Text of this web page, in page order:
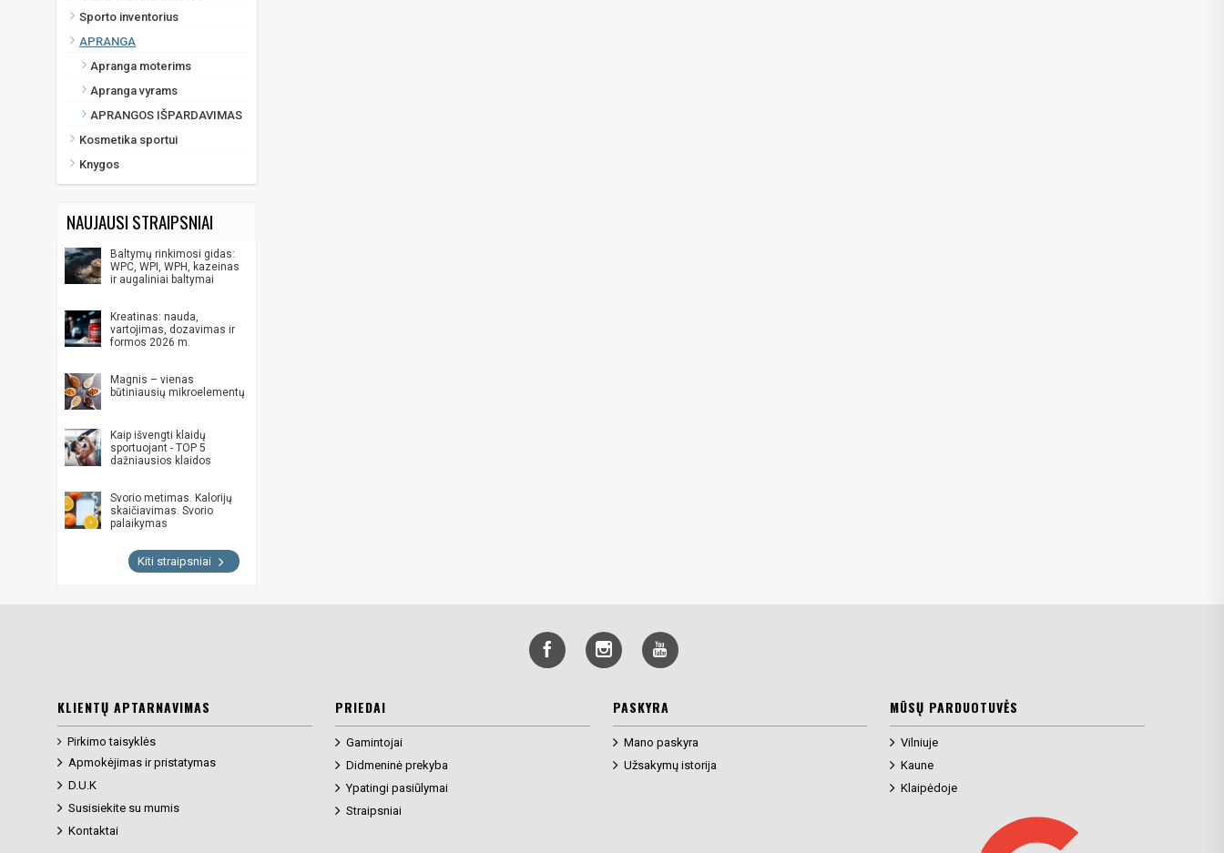
Sporto inventorius
APRANGA
Apranga moterims
Apranga vyrams
APRANGOS IŠPARDAVIMAS
Kosmetika sportui
Knygos
NAUJAUSI STRAIPSNIAI
Baltymų rinkimosi gidas:
WPC, WPI, WPH, kazeinas
ir augaliniai baltymai
Kreatinas: nauda,
vartojimas, dozavimas ir
formos 2026 m.
Magnis – vienas
būtiniausių mikroelementų
Kaip išvengti klaidų
sportuojant - TOP 5
dažniausios klaidos
Svorio metimas. Kalorijų
skaičiavimas. Svorio
palaikymas
Kiti straipsniai
KLIENTŲ APTARNAVIMAS
Pirkimo taisyklės
Apmokėjimas ir pristatymas
D.U.K
Susisiekite su mumis
Kontaktai
PRIEDAI
Gamintojai
Didmeninė prekyba
Ypatingi pasiūlymai
Straipsniai
PASKYRA
Mano paskyra
Užsakymų istorija
MŪSŲ PARDUOTUVĖS
Vilniuje
Kaune
Klaipėdoje